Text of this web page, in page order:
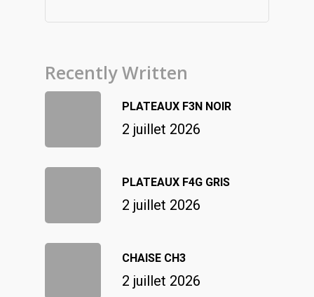
Recently Written
PLATEAUX F3N NOIR
2 juillet 2026
PLATEAUX F4G GRIS
2 juillet 2026
CHAISE CH3
2 juillet 2026